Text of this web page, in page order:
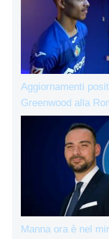
Aggiornamenti
Greenwood alla
Manna ora è nel